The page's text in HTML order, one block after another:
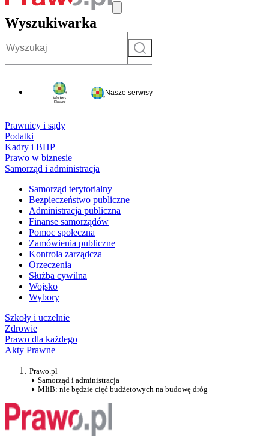
Wyszukiwarka
Szukaj
Nasze serwisy
Prawnicy i sądy
Podatki
Kadry i BHP
Prawo w biznesie
Samorząd i administracja
Samorząd terytorialny
Bezpieczeństwo publiczne
Administracja publiczna
Finanse samorządów
Pomoc społeczna
Zamówienia publiczne
Kontrola zarządcza
Orzeczenia
Służba cywilna
Wojsko
Wybory
Szkoły i uczelnie
Zdrowie
Prawo dla każdego
Akty Prawne
Prawo.pl
Samorząd i administracja
MIiB: nie będzie cięć budżetowych na budowę dróg